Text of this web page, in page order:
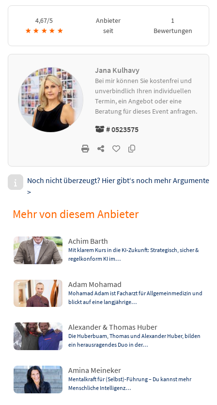
4,67/5
★ ★ ★ ★ ★
Anbieter
seit
1
Bewertungen
Jana Kulhavy
Bei mir können Sie kostenfrei und
unverbindlich Ihren individuellen
Termin, ein Angebot oder eine
Beratung für dieses Event anfragen.
# 0523575
Noch nicht überzeugt? Hier gibt‘s noch mehr Argumente
>
Mehr von diesem Anbieter
Achim Barth
Mit klarem Kurs in die KI-Zukunft: Strategisch, sicher &
regelkonform KI im…
Adam Mohamad
Mohamad Adam ist Facharzt für Allgemeinmedizin und
blickt auf eine langjährige…
Alexander & Thomas Huber
Die Huberbuam, Thomas und Alexander Huber, bilden
ein herausragendes Duo in der…
Amina Meineker
Mentalkraft für (Selbst)-Führung – Du kannst mehr
Menschliche Intelligenz…